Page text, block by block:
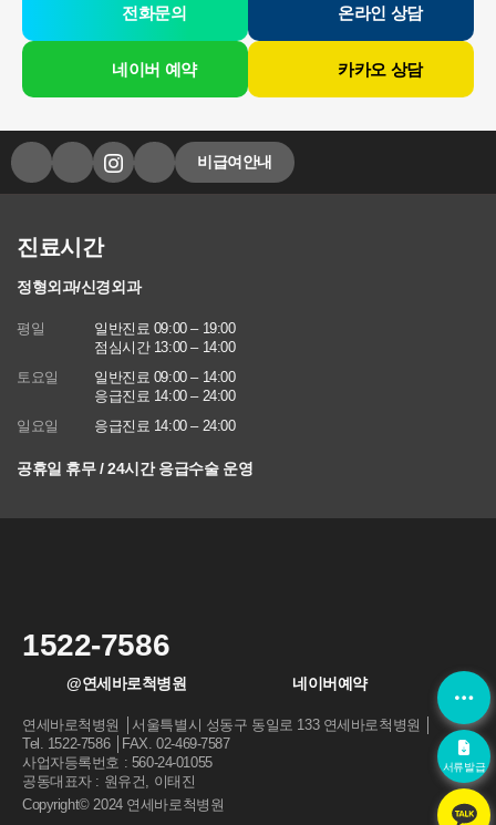
서류발급
전화문의 온라인 상담
네이버 예약 카카오 상담
비급여안내
1522-7586
@연세바로척병원 네이버예약
연세바로척병원 │서울특별시 성동구 동일로 133 연세바로척병원 │
Tel. 1522-7586 │FAX. 02-469-7587
사업자등록번호 : 560-24-01055
공동대표자 : 원유건, 이태진
Copyright© 2024 연세바로척병원
진료시간
정형외과/신경외과
평일
일반진료 09:00 – 19:00
점심시간 13:00 – 14:00
토요일
일반진료 09:00 – 14:00
응급진료 14:00 – 24:00
일요일
응급진료 14:00 – 24:00
공휴일 휴무 / 24시간 응급수술 운영
- 신용정보의 수집/처리 및 이용 등에 관한 기록 : 3년 (신용정보의 이
용 및 보호에 관한 법률)
- 웹사이트 방문에 관한 기록 : 3개월 (통신비밀보호법)
[상담신청정보]
제공받은 목적이 달성된 경우에도 상법 등 법령의 규정에 의하여 보
존할 필요성이 있는 경우에는 귀하의 개인정보를 보유할 수 있습니
다.
- 신용정보의 수집/처리 및 이용 등에 관한 기록 : 3년 (신용정보의 이
- 방문에 관한 기록 : 3개월 (통신비밀보호법)
에 관한 법률)
■ 동의를 거부할 권리가 있다는 사실과 동의 거부에 따른 불이익 내
할 권리가 있으며 동의 거부 시에는 회원 가입, 진료 예약, 게시판 이
위해 필요한 최소한의 정보이므로 동의를 해주셔야만 서비스를 이용